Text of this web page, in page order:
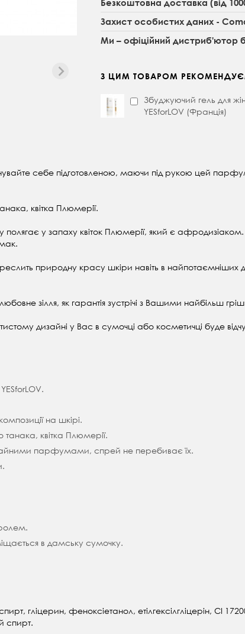
Безкоштовна доставка (від
Захист особистих даних -
Ми – офіційний дистриб'ютор
З ЦИМ ТОВАРОМ
Збуджуючий гель для
YESforLOV (Франція)
себе підготовленою, маючи під рукою цей
квітка Плюмерії.
полягає у запаху квіток Плюмерії, який є
природну красу шкіри навіть в найпотаємніших
зілля, як гарантія зустрічі з Вашими найбільш
дизайні у Вас в сумочці або косметичці буде
на шкірі.
танака, квітка Плюмерії.
парфумами, спрей не перебиває їх.
в дамську сумочку.
гліцерин, феноксіетанол, етілгексілгліцерін, CI
спирт.